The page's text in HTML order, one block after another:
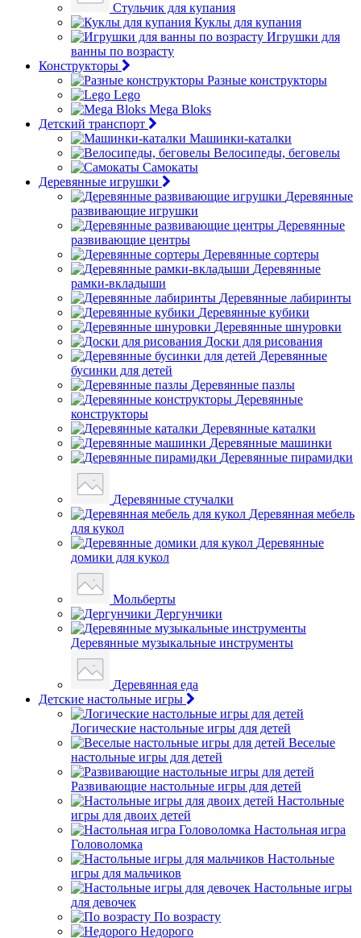
Стульчик для купания
Куклы для купания
Игрушки для
ванны по возрасту
Конструкторы
Разные конструкторы
Lego
Mega Bloks
Детский транспорт
Машинки-каталки
Велосипеды, беговелы
Самокаты
Деревянные игрушки
Деревянные
развивающие игрушки
Деревянные
развивающие центры
Деревянные сортеры
Деревянные
рамки-вкладыши
Деревянные лабиринты
Деревянные кубики
Деревянные шнуровки
Доски для рисования
Деревянные
бусинки для детей
Деревянные пазлы
Деревянные
конструкторы
Деревянные каталки
Деревянные машинки
Деревянные пирамидки
Деревянные стучалки
Деревянная мебель
для кукол
Деревянные
домики для кукол
Мольберты
Дергунчики
Деревянные музыкальные инструменты
Деревянная еда
Детские настольные игры
Логические настольные игры для детей
Веселые
настольные игры для детей
Развивающие настольные игры для детей
Настольные
игры для двоих детей
Настольная игра
Головоломка
Настольные
игры для мальчиков
Настольные игры
для девочек
По возрасту
Недорого